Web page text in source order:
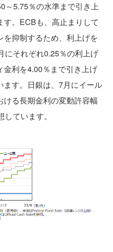
～5.75％の水準まで引き上
。ECBも、高止まりして
抑制するため、利上げを
にそれぞれ0.25％の利上げ
金利を4.00％まで引き上げ
す。日銀は、7月にイール
ける長期金利の変動許容幅
ています。